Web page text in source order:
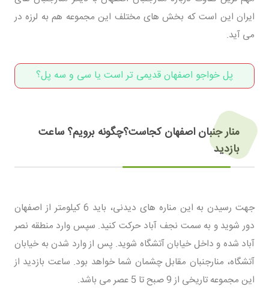
ایران این است که بخش های مختلف این مجموعه هم به لرزه در
می آید.
پل خواجو اصفهان قدیمی تر است یا سی و سه پل؟
منار جنبان اصفهان کجاست؟چگونه برویم؟ ساعت
بازدید
جهت رسیدن به این مناره های دیدنی، باید 6 کیلومتر از اصفهان
دور شوید و به سمت نجف آباد حرکت کنید. سپس وارد منطقه نصر
آباد شده و داخل خیابان آتشگاه شوید. پس از وارد شدن به خیابان
آتشگاه، منارجنبان مقابل چشمان شما خواهد بود. ساعت بازدید از
این مجموعه تاریخی از 9 صبح تا 5 عصر می باشد.